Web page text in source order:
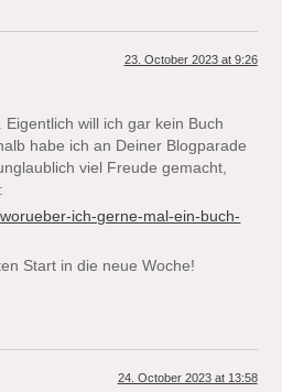
23. October 2023 at 9:26
will ich gar kein Buch
habe ich an Deiner Blogparade
viel Freude gemacht,
ich-gerne-mal-ein-buch-
Start in die neue Woche!
24. October 2023 at 13:58